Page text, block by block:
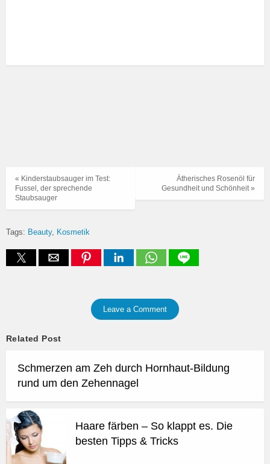
Ätherisches Rosenöl für
Gesundheit und Schönheit »
« Kinderstaubsauger im Test:
Fussel, der sprechende
Staubsauger
Tags: Beauty Kosmetik
Leave a Comment
Related Post
Schmerzen am Zeh durch Hornhaut-Bildung
rund um den Zehennagel
Haare färben – So klappt es. Die
besten Tipps & Tricks